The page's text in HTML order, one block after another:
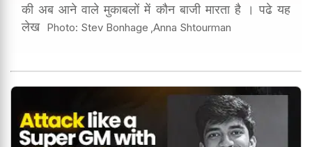
की अब आने वाले मुकाबलों में कौन बाजी मारता है । पढे यह
लेख Photo: Stev Bonhage ,Anna Shtourman